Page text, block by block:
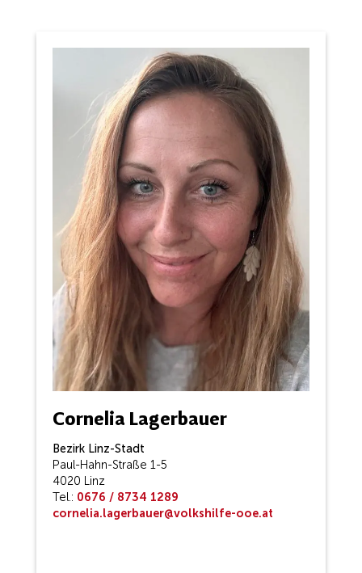
Cornelia Lagerbauer
Bezirk Linz-Stadt
Paul-Hahn-Straße 1-5
4020 Linz
Tel.: 0676 / 8734 1289
cornelia.lagerbauer@volkshilfe-ooe.at